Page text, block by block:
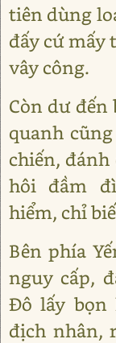
tiên dùng
đấy cứ mấy
vây công.
Còn dư
quanh
chiến,
hôi đầm
hiểm, chỉ
Bên phía
nguy cấp,
Đô lấy bọn
địch nhân,